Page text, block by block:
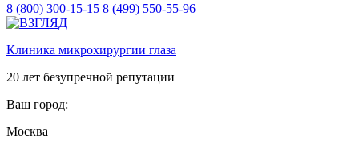
8 (800) 300-15-15 8 (499) 550-55-96
Клиника микрохирургии глаза
20 лет безупречной репутации
Ваш город:
Москва